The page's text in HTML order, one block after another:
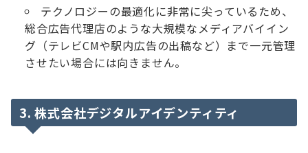
テクノロジーの最適化に非常に尖っているため、
総合広告代理店のような大規模なメディアバイイン
グ（テレビCMや駅内広告の出稿など）まで一元管理
させたい場合には向きません。
3. 株式会社デジタルアイデンティティ